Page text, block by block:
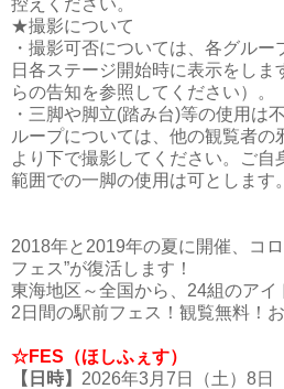
★撮影について
・撮影可否については、各グル
日各ステージ開始時に表示をし
らの告知を参照してください）。
・三脚や脚立(踏み台)等の使用は
ループについては、他の観覧者の
より下で撮影してください。ご自
範囲での一脚の使用は可とします。
2018年と2019年の夏に開催、コ
フェス”が復活します！
東海地区～全国から、24組のアイ
2日間の駅前フェス！観覧無料！
☆FES（ほしふぇす）
【日時】 2026年3月7日（土）8